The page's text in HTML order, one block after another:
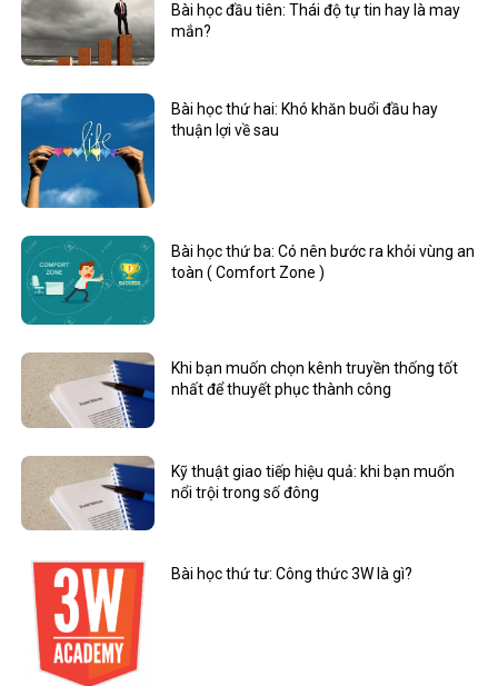
Bài học đầu tiên: Thái độ tự tin hay là may
mắn?
Bài học thứ hai: Khó khăn buổi đầu hay
thuận lợi về sau
Bài học thứ ba: Có nên bước ra khỏi vùng an
toàn ( Comfort Zone )
Khi bạn muốn chọn kênh truyền thống tốt
nhất để thuyết phục thành công
Kỹ thuật giao tiếp hiệu quả: khi bạn muốn
nổi trội trong số đông
Bài học thứ tư: Công thức 3W là gì?